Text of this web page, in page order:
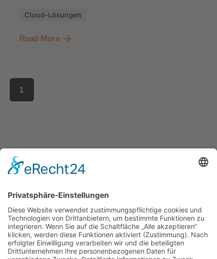
Cloud-Lösungen
Read More
1
vorpommerncloud ist eine Marke der: